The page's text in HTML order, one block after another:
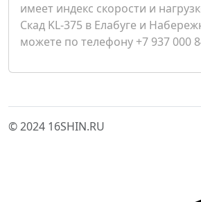
имеет индекс скорости и
Скад KL-375 в Елабуге и
можете по телефону +7 937 000
© 2024 16SHIN.RU